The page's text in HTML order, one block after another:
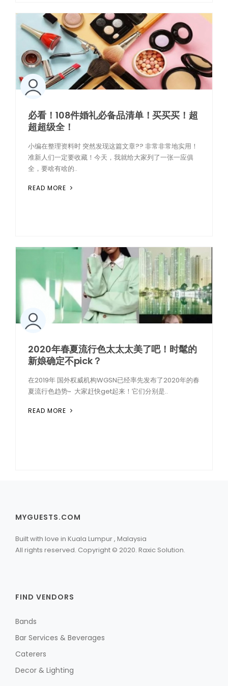
必看！108件婚礼必备品清单！买买买！超
超超级全！
小编在整理资料时 突然发现这篇文章?? 非常非常地实用！
准新人们一定要收藏！今天，我就给大家列了一张一应俱
全，要啥有啥的..
READ MORE
2020年春夏流行色太太太美了吧！时髦的
新娘确定不pick？
在2019年 国外权威机构WGSN已经率先发布了2020年的春
夏流行色趋势~ 大家赶快get起来！它们分别是..
READ MORE
MYGUESTS.COM
Built with love in Kuala Lumpur , Malaysia
All rights reserved. Copyright © 2020. Raxic Solution.
FIND VENDORS
Bands
Bar Services & Beverages
Caterers
Decor & Lighting